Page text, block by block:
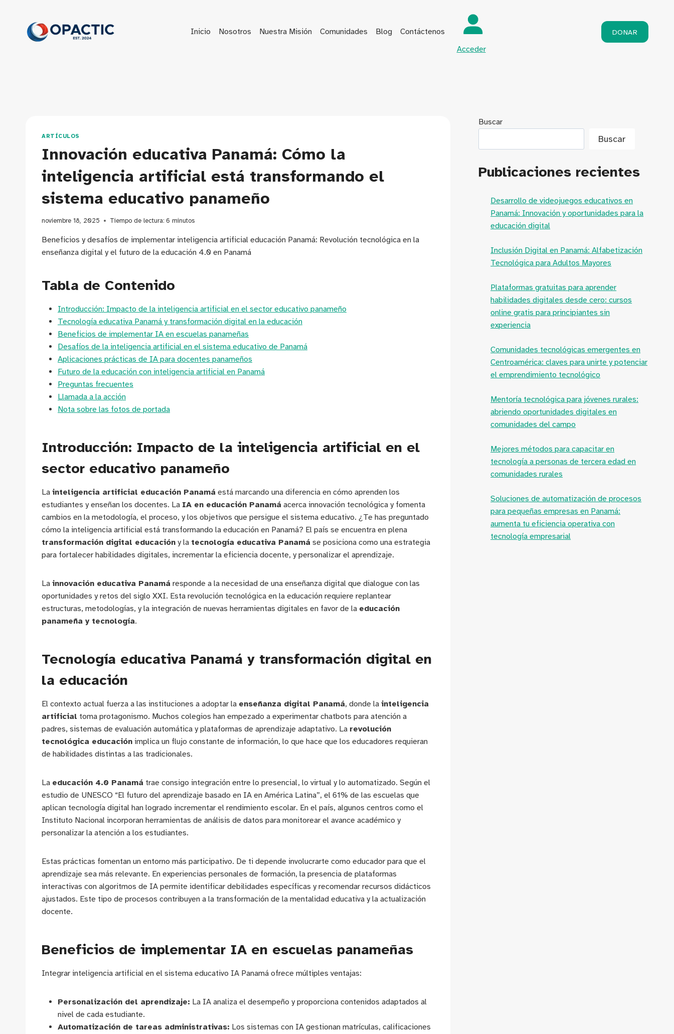
contenido
Inicio Nosotros Nuestra Misión Comunidades Blog
Contáctenos
Acceder
DONAR
ARTÍCULOS
Innovación educativa Panamá: Cómo la
inteligencia artificial está transformando el
sistema educativo panameño
noviembre 18, 2025 Tiempo de lectura: 6 minutos
Beneficios y desafíos de implementar inteligencia artificial educación Panamá: Revolución tecnológica en la
enseñanza digital y el futuro de la educación 4.0 en Panamá
Tabla de Contenido
Introducción: Impacto de la inteligencia artificial en el sector educativo panameño
Tecnología educativa Panamá y transformación digital en la educación
Beneficios de implementar IA en escuelas panameñas
Desafíos de la inteligencia artificial en el sistema educativo de Panamá
Aplicaciones prácticas de IA para docentes panameños
Futuro de la educación con inteligencia artificial en Panamá
Preguntas frecuentes
Llamada a la acción
Nota sobre las fotos de portada
Introducción: Impacto de la inteligencia artificial en el
sector educativo panameño
La inteligencia artificial educación Panamá está marcando una diferencia en cómo aprenden los
estudiantes y enseñan los docentes. La IA en educación Panamá acerca innovación tecnológica y fomenta
cambios en la metodología, el proceso, y los objetivos que persigue el sistema educativo. ¿Te has preguntado
cómo la inteligencia artificial está transformando la educación en Panamá? El país se encuentra en plena
transformación digital educación y la tecnología educativa Panamá se posiciona como una estrategia
para fortalecer habilidades digitales, incrementar la eficiencia docente, y personalizar el aprendizaje.
La innovación educativa Panamá responde a la necesidad de una enseñanza digital que dialogue con las
oportunidades y retos del siglo XXI. Esta revolución tecnológica en la educación requiere replantear
estructuras, metodologías, y la integración de nuevas herramientas digitales en favor de la educación
panameña y tecnología.
Tecnología educativa Panamá y transformación digital en
la educación
El contexto actual fuerza a las instituciones a adoptar la enseñanza digital Panamá, donde la inteligencia
artificial toma protagonismo. Muchos colegios han empezado a experimentar chatbots para atención a
padres, sistemas de evaluación automática y plataformas de aprendizaje adaptativo. La revolución
tecnológica educación implica un flujo constante de información, lo que hace que los educadores requieran
de habilidades distintas a las tradicionales.
La educación 4.0 Panamá trae consigo integración entre lo presencial, lo virtual y lo automatizado. Según el
estudio de UNESCO “El futuro del aprendizaje basado en IA en América Latina”, el 61% de las escuelas que
aplican tecnología digital han logrado incrementar el rendimiento escolar. En el país, algunos centros como el
Instituto Nacional incorporan herramientas de análisis de datos para monitorear el avance académico y
personalizar la atención a los estudiantes.
Estas prácticas fomentan un entorno más participativo. De ti depende involucrarte como educador para que el
aprendizaje sea más relevante. En experiencias personales de formación, la presencia de plataformas
interactivas con algoritmos de IA permite identificar debilidades específicas y recomendar recursos didácticos
ajustados. Este tipo de procesos contribuyen a la transformación de la mentalidad educativa y la actualización
docente.
Beneficios de implementar IA en escuelas panameñas
Integrar inteligencia artificial en el sistema educativo IA Panamá ofrece múltiples ventajas:
Personalización del aprendizaje: La IA analiza el desempeño y proporciona contenidos adaptados al
nivel de cada estudiante.
Automatización de tareas administrativas: Los sistemas con IA gestionan matrículas, calificaciones
Buscar
Buscar
Publicaciones recientes
Desarrollo de videojuegos educativos en
Panamá: Innovación y oportunidades para la
educación digital
Inclusión Digital en Panamá: Alfabetización
Tecnológica para Adultos Mayores
Plataformas gratuitas para aprender
habilidades digitales desde cero: cursos
online gratis para principiantes sin
experiencia
Comunidades tecnológicas emergentes en
Centroamérica: claves para unirte y potenciar
el emprendimiento tecnológico
Mentoría tecnológica para jóvenes rurales:
abriendo oportunidades digitales en
comunidades del campo
Mejores métodos para capacitar en
tecnología a personas de tercera edad en
comunidades rurales
Soluciones de automatización de procesos
para pequeñas empresas en Panamá:
aumenta tu eficiencia operativa con
tecnología empresarial